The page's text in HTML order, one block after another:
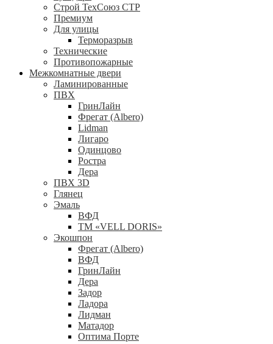
Строй ТехСоюз СТР
Премиум
Для улицы
Терморазрыв
Технические
Противопожарные
Межкомнатные двери
Ламинированные
ПВХ
ГринЛайн
Фрегат (Albero)
Lidman
Лигаро
Одинцово
Ростра
Дера
ПВХ 3D
Глянец
Эмаль
ВФД
ТМ «VELL DORIS»
Экошпон
Фрегат (Albero)
ВФД
ГринЛайн
Дера
Задор
Ладора
Лидман
Матадор
Оптима Порте